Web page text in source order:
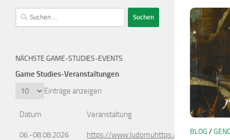
BLOG /
Suchen
nach:
NÄCHSTE GAME-STUDIES-EVENTS
Game Studies-Veranstaltungen
Einträge anzeigen
Datum Veranstaltung
06.-08.08.2026 https://www.ludomuhttps://